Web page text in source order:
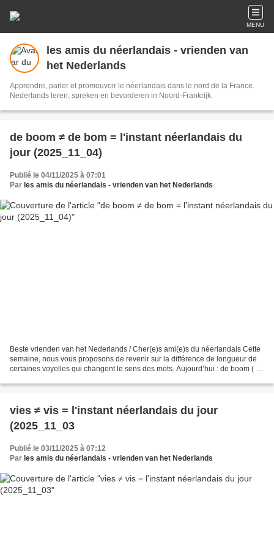
MENU
les amis du néerlandais - vrienden van
het Nederlands
Apprendre, parler et promouvoir le néerlandais dans le nord de la France.
Nederlands leren, spreken en bevorderen in Noord-Frankrijk.
de boom ≠ de bom = l'instant néerlandais du
jour (2025_11_04)
Publié le 04/11/2025 à 07:01
Par les amis du néerlandais - vrienden van het Nederlands
Beste vrienden van het Nederlands / Cher(e)s ami(e)s du néerlandais Cette
semaine, nous vous proposons de revenir sur la différence de longueur de
certaines voyelles qui changent le sens des mots. Aujourd’hui : de boom ( =
boom.ogg...
vies ≠ vis = l'instant néerlandais du jour
(2025_11_03
Publié le 03/11/2025 à 07:12
Par les amis du néerlandais - vrienden van het Nederlands